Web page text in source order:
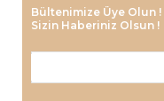
Bültenimize Üye Olun
Sizin Haberiniz Olsun !